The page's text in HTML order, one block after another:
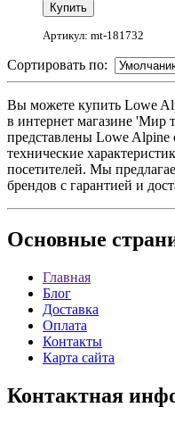
Артикул: mt-181732
Сортировать по:
Вы можете купить Lowe
в интернет магазине 'Мир
представлены Lowe
технические
посетителей. Мы
брендов с гарантией и
Основные
Главная
Блог
Доставка
Оплата
Контакты
Карта сайта
Контактная